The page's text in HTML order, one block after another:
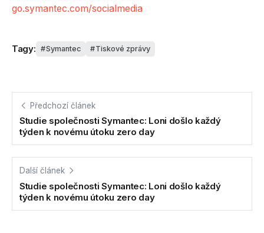
go.symantec.com/socialmedia
Tagy: Symantec Tiskové zprávy
Předchozí článek
Studie společnosti Symantec: Loni došlo každý
týden k novému útoku zero day
Další článek
Studie společnosti Symantec: Loni došlo každý
týden k novému útoku zero day